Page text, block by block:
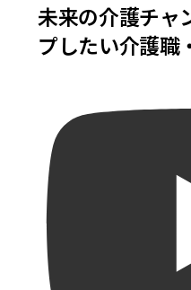
未来の介護チャ
プしたい介護職